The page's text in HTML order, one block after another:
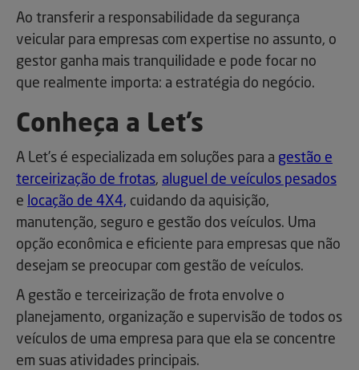
Ao transferir a responsabilidade da segurança
veicular para empresas com expertise no assunto, o
gestor ganha mais tranquilidade e pode focar no
que realmente importa: a estratégia do negócio.
Conheça a Let’s
A Let’s é especializada em soluções para a gestão e
terceirização de frotas, aluguel de veículos pesados
e locação de 4X4, cuidando da aquisição,
manutenção, seguro e gestão dos veículos. Uma
opção econômica e eficiente para empresas que não
desejam se preocupar com gestão de veículos.
A gestão e terceirização de frota envolve o
planejamento, organização e supervisão de todos os
veículos de uma empresa para que ela se concentre
em suas atividades principais.